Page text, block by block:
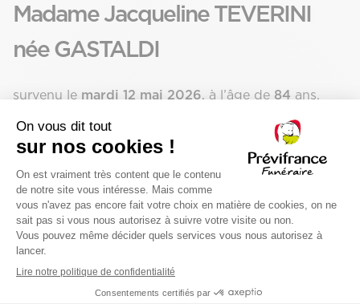
Madame Jacqueline TEVERINI
née GASTALDI
survenu le mardi 12 mai 2026, à l’âge de 84 ans.
Présenter vos condoléances
Déroulement de la cérémonie
La cérémonie aura lieu le vendredi 15 mai 2026 à
l'adresse suivante :